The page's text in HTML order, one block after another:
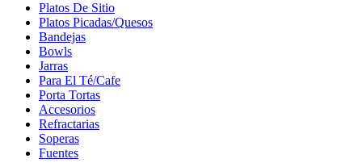
Platos De Sitio
Platos Picadas/Quesos
Bandejas
Bowls
Jarras
Para El Té/Cafe
Porta Tortas
Accesorios
Refractarias
Soperas
Fuentes